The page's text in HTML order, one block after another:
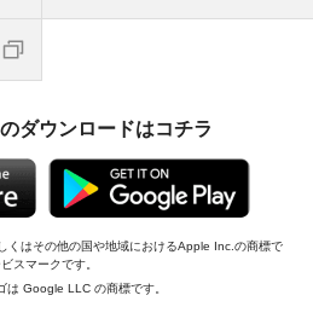
ダウンロードはコチラ
くはその他の国や地域におけるApple Inc.の商標で
スマークです。
Google LLC の商標です。